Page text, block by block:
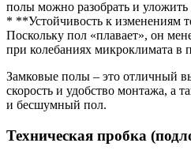
полы можно разобрать и уложить
* **Устойчивость к изменениям
Поскольку пол «плавает», он
при колебаниях микроклимата в
Замковые полы – это отличный
скорость и удобство монтажа, а
и бесшумный пол.
Техническая пробка